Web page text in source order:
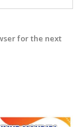
for the next